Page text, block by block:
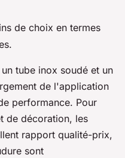
de choix en termes
tube inox soudé et un
de l'application
performance. Pour
de décoration, les
rapport qualité-prix,
sont